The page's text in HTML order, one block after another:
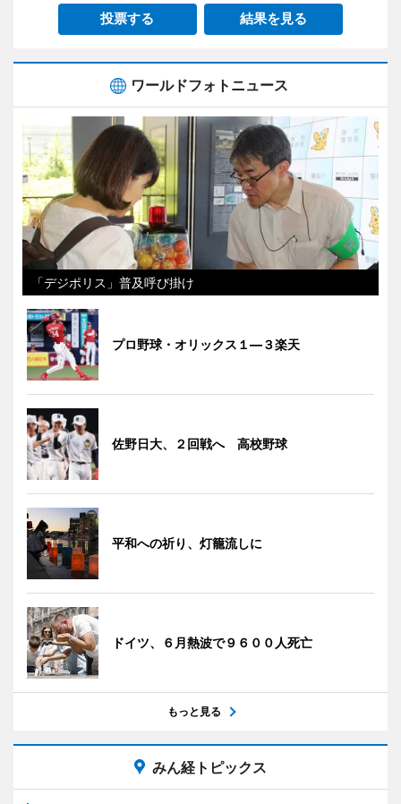
投票する 結果を見る
ワールドフォトニュース
「デジポリス」普及呼び掛け
プロ野球・オリックス１―３楽天
佐野日大、２回戦へ 高校野球
平和への祈り、灯籠流しに
ドイツ、６月熱波で９６００人死亡
もっと見る
みん経トピックス